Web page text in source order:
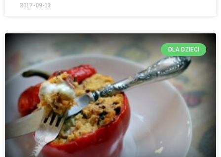
2017-09-13
DLA DZIECI